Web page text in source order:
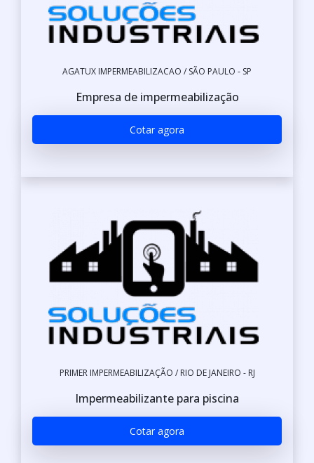
AGATUX IMPERMEABILIZACAO / SÃO PAULO - SP
Empresa de impermeabilização
Cotar agora
PRIMER IMPERMEABILIZAÇÃO / RIO DE JANEIRO - RJ
Impermeabilizante para piscina
Cotar agora